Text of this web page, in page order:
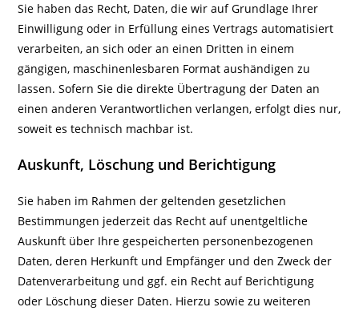
Sie haben das Recht, Daten, die wir auf Grundlage Ihrer
Einwilligung oder in Erfüllung eines Vertrags automatisiert
verarbeiten, an sich oder an einen Dritten in einem
gängigen, maschinenlesbaren Format aushändigen zu
lassen. Sofern Sie die direkte Übertragung der Daten an
einen anderen Verantwortlichen verlangen, erfolgt dies nur,
soweit es technisch machbar ist.
Auskunft, Löschung und Berichtigung
Sie haben im Rahmen der geltenden gesetzlichen
Bestimmungen jederzeit das Recht auf unentgeltliche
Auskunft über Ihre gespeicherten personenbezogenen
Daten, deren Herkunft und Empfänger und den Zweck der
Datenverarbeitung und ggf. ein Recht auf Berichtigung
oder Löschung dieser Daten. Hierzu sowie zu weiteren